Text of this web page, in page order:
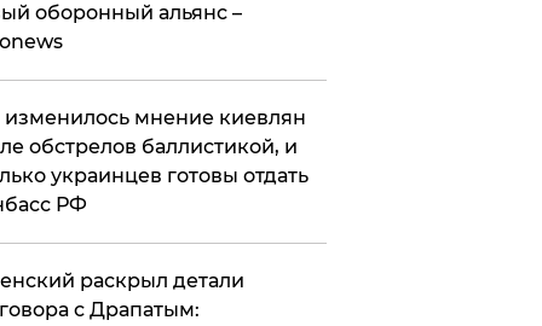
оборонный альянс –
изменилось мнение киевлян
обстрелов баллистикой, и
украинцев готовы отдать
РФ
раскрыл детали
с Драпатым: